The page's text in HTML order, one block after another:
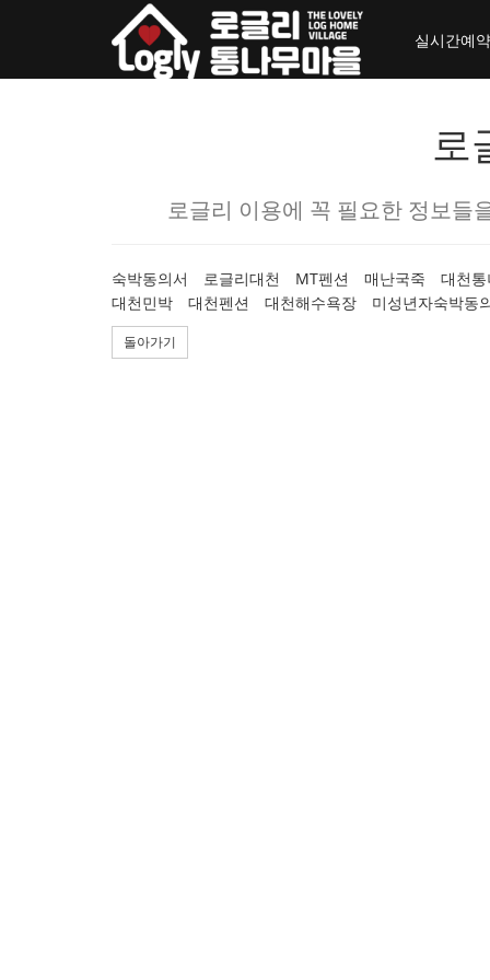
toggle_navigation
실시간예약
로
로글리 이용에 꼭 필요한 정보들
숙박동의서 로글리대천 MT펜션 매난국죽 대천통
대천민박
대천펜션 대천해수욕장 미성년자숙박동
돌아가기